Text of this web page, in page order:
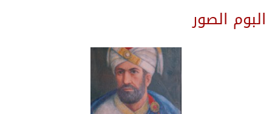
البوم الصور